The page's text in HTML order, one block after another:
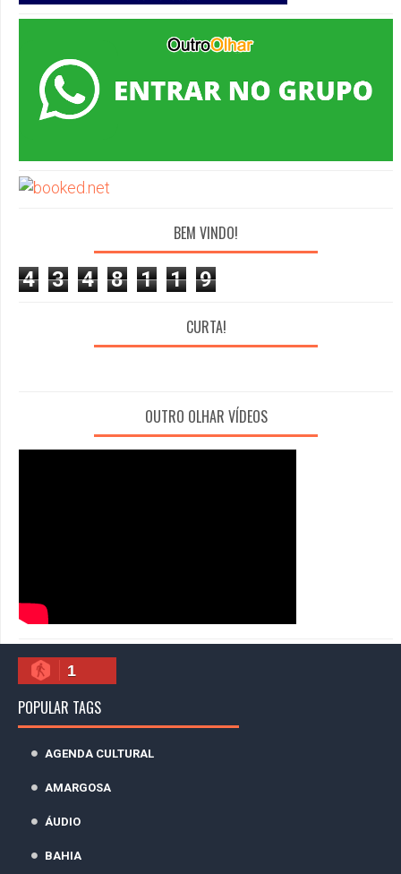
BEM VINDO!
4 3 4 8 1 1 9
CURTA!
OUTRO OLHAR VÍDEOS
1
POPULAR TAGS
AGENDA CULTURAL
AMARGOSA
ÁUDIO
BAHIA